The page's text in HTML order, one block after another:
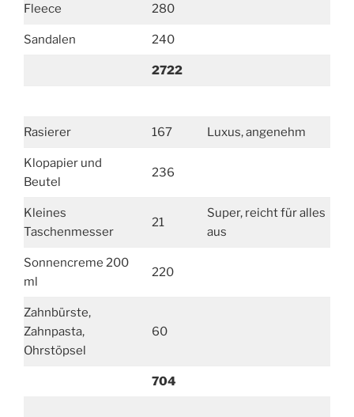
Fleece 280
Sandalen 240
2722
Rasierer 167 Luxus, angenehm
Klopapier und
Beutel
236
Kleines
Taschenmesser
21
Super, reicht für alles
aus
Sonnencreme 200
ml
220
Zahnbürste,
Zahnpasta,
Ohrstöpsel
60
704